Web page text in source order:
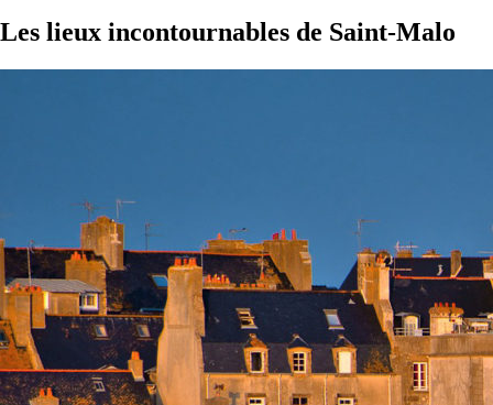
Les lieux incontournables de Saint-Malo